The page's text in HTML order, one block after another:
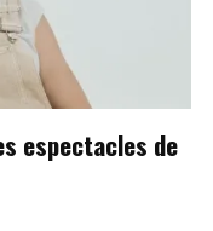
espectacles de